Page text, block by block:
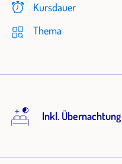
Kursdauer
Thema
Inkl. Übernachtung